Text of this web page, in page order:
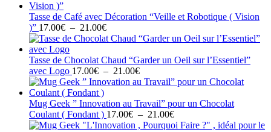
17.00€
21.00€
Tasse de Café avec Décoration “Veille et Robotique ( Vision
)” 17.00€ – 21.00€Plage
de
17.00€
à
21.00€
Tasse de Chocolat Chaud “Garder un Oeil sur l’Essentiel”
avec Logo 17.00€ – 21.00€Plage
de
17.00€
à
21.00€
Mug Geek ” Innovation au Travail” pour un Chocolat
Coulant ( Fondant ) 17.00€ – 21.00€Plage
de